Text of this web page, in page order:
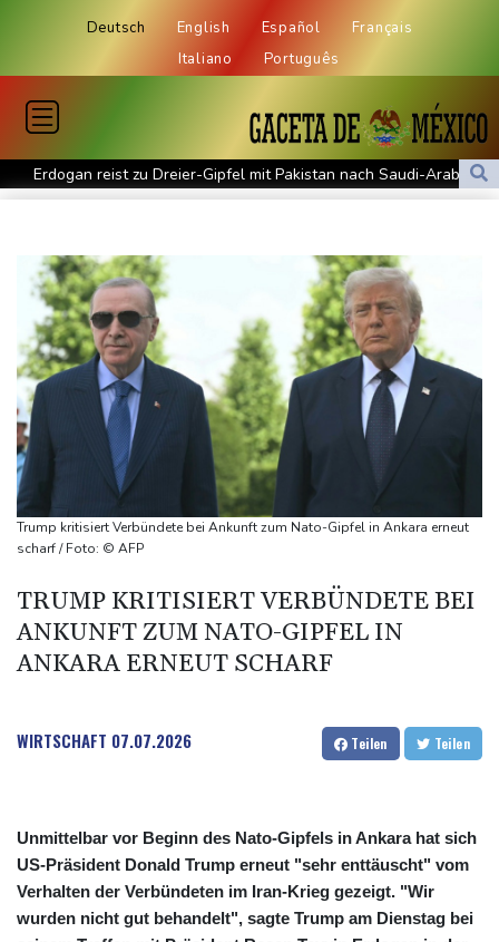
Deutsch English Español
Français
Italiano
Português
Erdogan reist zu Dreier-Gipfel mit Pakistan nach Saudi-Arabien
58 Soldaten im Jemen bei Huthi-Angriffen getötet - Regierung
UEFA hält an FIFA-Boykott fest - CAF hält zu Infantino
Jemen: 38 Soldaten bei Huthi-Angriffen getötet - Regierung
kündigt Vergeltung an
Mindestens zwei Tote bei Bombenexplosion in Kleinbus nahe
Damaskus
Real Madrid verlängert mit Vinicius Jr. bis 2032
Schwimm-EM: Eikermann und Rösler gewinnen Silber und Bronze
Syrische Staatsmedien: Bombe in Kleinbus nahe Damaskus
explodiert
Bundesanwaltschaft übernimmt Ermittlungen zu Sprengstoff-
42,2 Grad: Allzeit-Hitzerekord in der Slowakei nach nur einem
Tag gebrochen
Trump kritisiert Verbündete bei Ankunft zum Nato-Gipfel in Ankara erneut
scharf / Foto: © AFP
TRUMP KRITISIERT VERBÜNDETE BEI
ANKUNFT ZUM NATO-GIPFEL IN
ANKARA ERNEUT SCHARF
WIRTSCHAFT 07.07.2026 Teilen Teilen
Unmittelbar vor Beginn des Nato-Gipfels in Ankara hat sich
US-Präsident Donald Trump erneut "sehr enttäuscht" vom
Verhalten der Verbündeten im Iran-Krieg gezeigt. "Wir
wurden nicht gut behandelt", sagte Trump am Dienstag bei